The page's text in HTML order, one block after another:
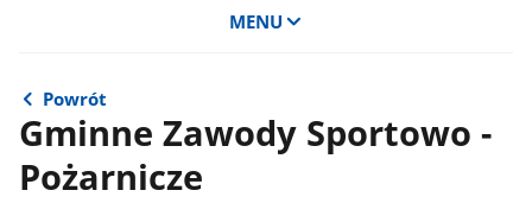
MENU
Powrót
Gminne Zawody Sportowo -
Pożarnicze